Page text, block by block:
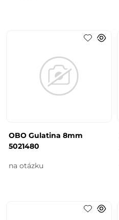
OBO Gulatina 8mm
5021480
na otázku